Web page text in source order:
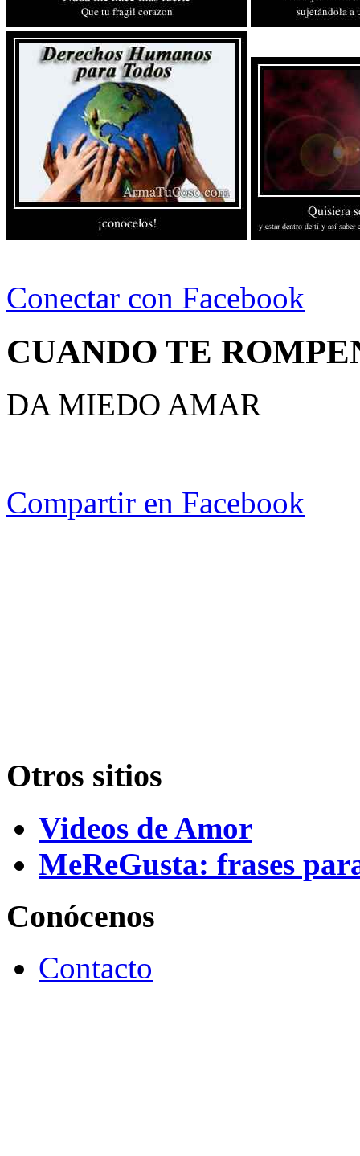
Conectar con Facebook
CUANDO TE
DA MIEDO AMAR
Compartir en Facebook
Otros sitios
Videos de Amor
MeReGusta: frases
Conócenos
Contacto